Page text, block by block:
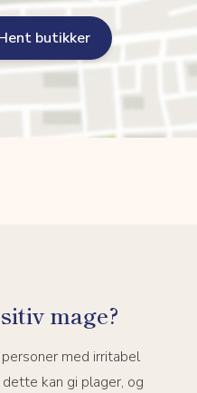
butikker
mage?
med irritabel
kan gi plager, og